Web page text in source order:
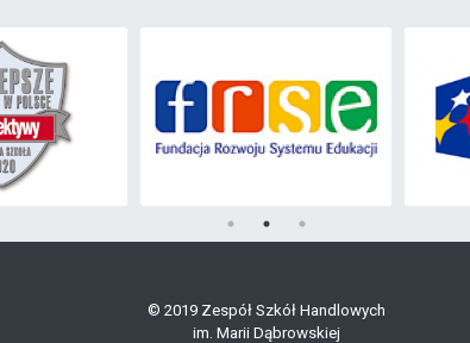
© 2019 Zespół Szkół Handlowych
im. Marii Dąbrowskiej